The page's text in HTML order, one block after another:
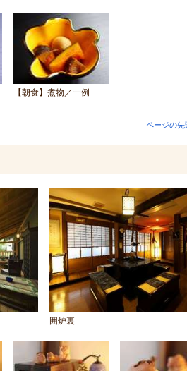
【朝食】煮物／一例
ページの先
囲炉裏